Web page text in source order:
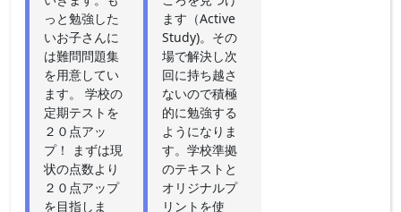
っと勉強した
いお子さんに
は難問問題集
を用意してい
ます。 学校の
定期テストを
２０点アッ
プ！ まずは現
状の点数より
２０点アップ
を目指しま
ます（Active
Study)。その
場で解決し次
回に持ち越さ
ないので積極
的に勉強する
ようになりま
す。学校準拠
のテキストと
オリジナルプ
リントを使